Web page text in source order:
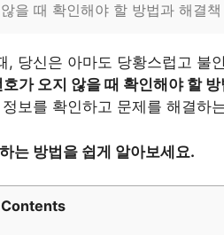
을 때 확인해야 할 방법과 해결책
, 당신은 아마도 당황스럽고 불
가 오지 않을 때 확인해야 할 방
보를 확인하고 문제를 해결하
는 방법을 쉽게 알아보세요.
Contents